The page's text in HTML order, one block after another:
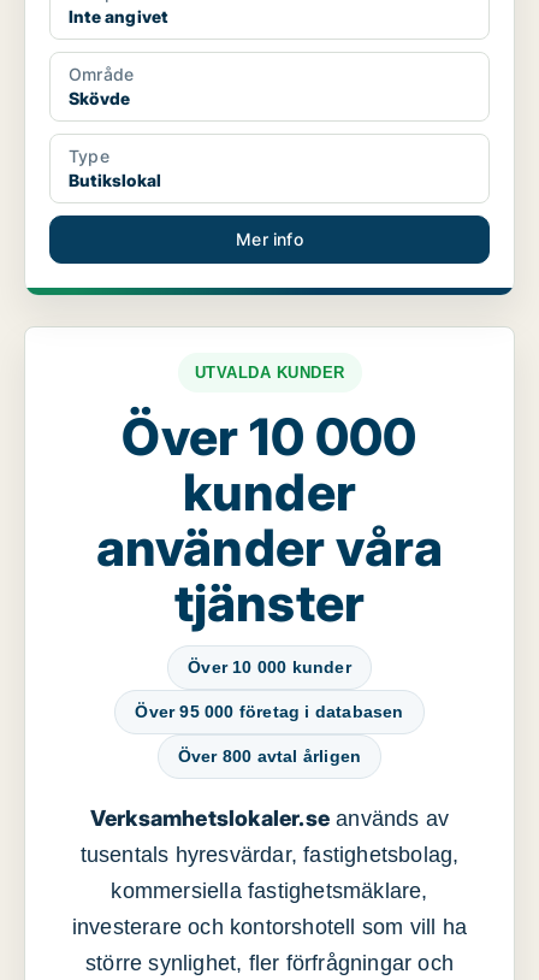
Inte angivet
Område
Skövde
Type
Butikslokal
Mer info
UTVALDA KUNDER
Över 10 000
kunder
använder våra
tjänster
Över 10 000 kunder
Över 95 000 företag i databasen
Över 800 avtal årligen
Verksamhetslokaler.se används av
tusentals hyresvärdar, fastighetsbolag,
kommersiella fastighetsmäklare,
investerare och kontorshotell som vill ha
större synlighet, fler förfrågningar och